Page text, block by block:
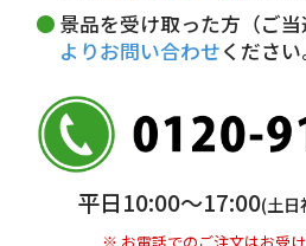
銀行振込(前
普通 7263489
＜口座名＞ カ）デ
※ 振込み手数料お客
景品を受け取った方（ご当
よりお問い合わせください
平日10:00〜17:00(土日
※ お電話でのご注文はお受け